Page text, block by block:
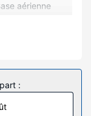
aérienne
E.L.
ce cottage
cuisine dotée
trouverez un
: